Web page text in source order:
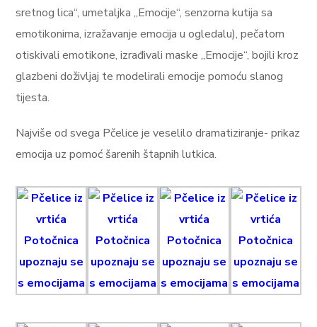
sretnog lica“, umetaljka „Emocije“, senzorna kutija sa
emotikonima, izražavanje emocija u ogledalu), pečatom
otiskivali emotikone, izrađivali maske „Emocije“, bojili kroz
glazbeni doživljaj te modelirali emocije pomoću slanog
tijesta.
Najviše od svega Pčelice je veselilo dramatiziranje- prikaz
emocija uz pomoć šarenih štapnih lutkica.